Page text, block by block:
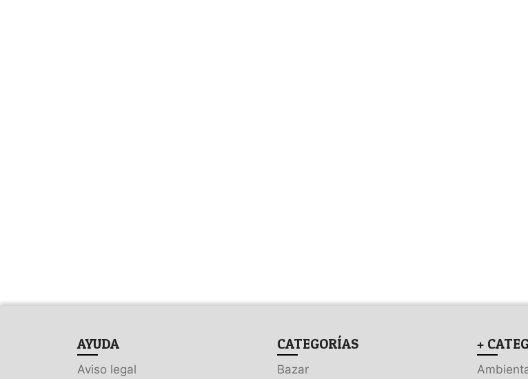
AYUDA
Aviso legal
CATEGORÍAS
Bazar
+